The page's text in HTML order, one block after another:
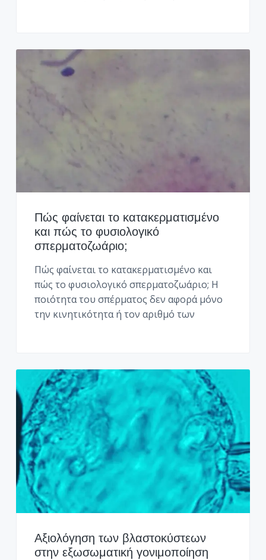
Πώς φαίνεται το κατακερματισμένο
και πώς το φυσιολογικό
σπερματοζωάριο;
Πώς φαίνεται το κατακερματισμένο και
πώς το φυσιολογικό σπερματοζωάριο; Η
ποιότητα του σπέρματος δεν αφορά μόνο
την κινητικότητα ή τον αριθμό των
Αξιολόγηση των βλαστοκύστεων
στην εξωσωματική γονιμοποίηση